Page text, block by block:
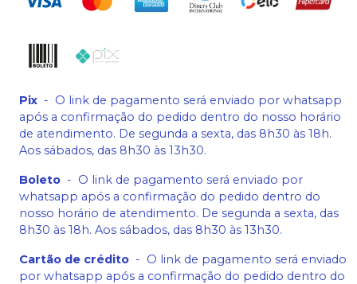
Pix - O link de pagamento será enviado por whatsapp
após a confirmação do pedido dentro do nosso horário
de atendimento. De segunda a sexta, das 8h30 às 18h.
Aos sábados, das 8h30 às 13h30.
Boleto - O link de pagamento será enviado por
whatsapp após a confirmação do pedido dentro do
nosso horário de atendimento. De segunda a sexta, das
8h30 às 18h. Aos sábados, das 8h30 às 13h30.
Cartão de crédito - O link de pagamento será enviado
por whatsapp após a confirmação do pedido dentro do